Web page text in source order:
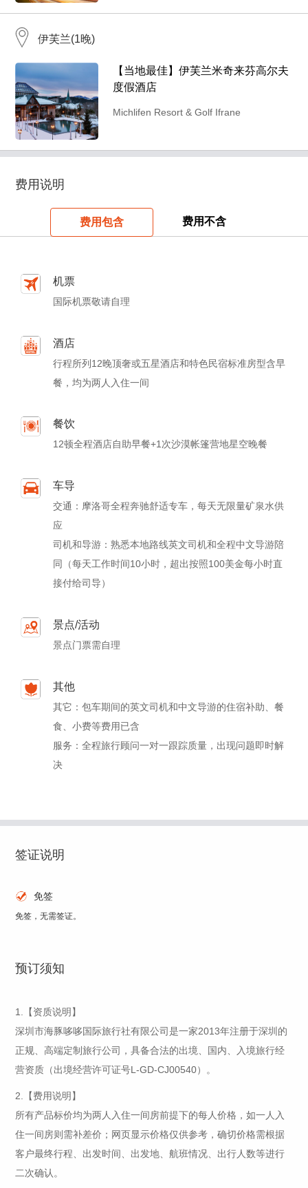
伊芙兰(1晚)
【当地最佳】伊芙兰米奇来芬高尔夫
度假酒店
Michlifen Resort & Golf Ifrane
费用说明
费用包含 费用不含
机票
国际机票敬请自理
酒店
行程所列12晚顶奢或五星酒店和特色民宿标准房型含早
餐，均为两人入住一间
餐饮
12顿全程酒店自助早餐+1次沙漠帐篷营地星空晚餐
车导
交通：摩洛哥全程奔驰舒适专车，每天无限量矿泉水供
应
司机和导游：熟悉本地路线英文司机和全程中文导游陪
同（每天工作时间10小时，超出按照100美金每小时直
接付给司导）
景点/活动
景点门票需自理
其他
其它：包车期间的英文司机和中文导游的住宿补助、餐
食、小费等费用已含
服务：全程旅行顾问一对一跟踪质量，出现问题即时解
决
签证说明
免签
免签，无需签证。
预订须知
1.【资质说明】
深圳市海豚哆哆国际旅行社有限公司是一家2013年注册于深圳的
正规、高端定制旅行公司，具备合法的出境、国内、入境旅行经
营资质（出境经营许可证号L-GD-CJ00540）。
2.【费用说明】
所有产品标价均为两人入住一间房前提下的每人价格，如一人入
住一间房则需补差价；网页显示价格仅供参考，确切价格需根据
客户最终行程、出发时间、出发地、航班情况、出行人数等进行
二次确认。